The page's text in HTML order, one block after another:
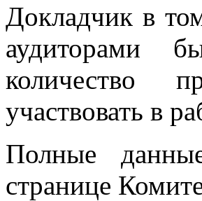
Докладчик в
аудиторами
количество
участвовать в
Полные
странице